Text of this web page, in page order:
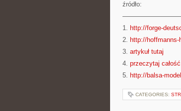
źródło:
1. http://forge-
2. http://hoffmanns-
3. artykuł tutaj
4. przeczytaj całość
5. http://balsa-
CATEGORIES: